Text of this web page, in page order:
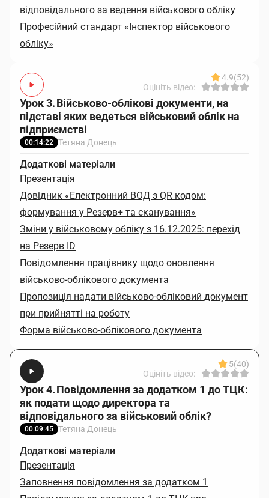
відповідального за ведення військового обліку
Професійний стандарт «Інспектор військового
обліку»
4.9(52)
Оцініть відео:
Урок 3. Військово-облікові документи, на
підставі яких ведеться військовий облік на
підприємстві
00:14:22 Тетяна Донець
Додаткові матеріали
Презентація
Довідник «Електронний ВОД з QR кодом:
формування у Резерв+ та сканування»
Зміни у військовому обліку з 16.12.2025: перехід
на Резерв ID
Повідомлення працівнику щодо оновлення
військово-облікового документа
Пропозиція надати військово-обліковий документ
при прийнятті на роботу
Форма військово-облікового документа
5(40)
Оцініть відео:
Урок 4. Повідомлення за додатком 1 до ТЦК:
як подати щодо директора та
відповідального за військовий облік?
00:09:45 Тетяна Донець
Додаткові матеріали
Презентація
Заповнення повідомлення за додатком 1